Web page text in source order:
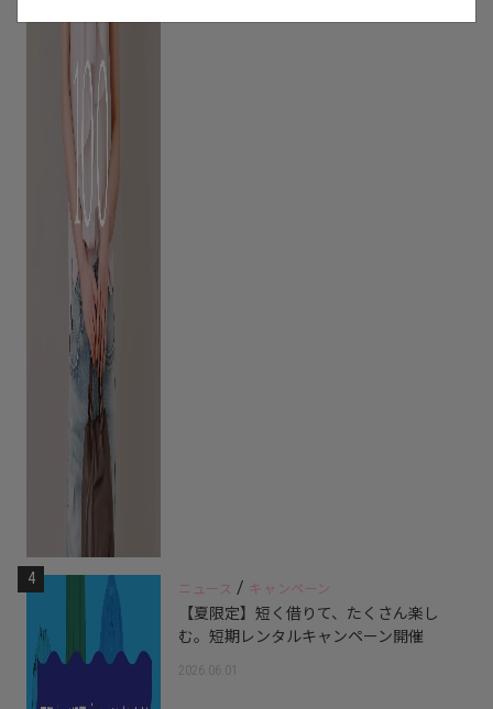
4 ニュース / キャンペーン
【夏限定】短く借りて、たくさん楽し
む。短期レンタルキャンペーン開催
2026.06.01